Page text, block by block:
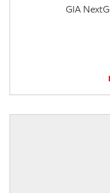
GIA